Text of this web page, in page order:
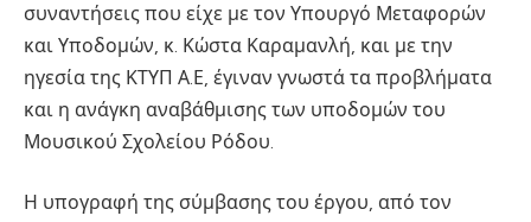
συναντήσεις που είχε με τον Υπουργό Μεταφορών
και Υποδομών, κ. Κώστα Καραμανλή, και με την
ηγεσία της ΚΤΥΠ Α.Ε, έγιναν γνωστά τα προβλήματα
και η ανάγκη αναβάθμισης των υποδομών του
Μουσικού Σχολείου Ρόδου.
Η υπογραφή της σύμβασης του έργου, από τον